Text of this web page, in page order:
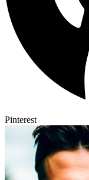
Pinterest